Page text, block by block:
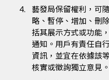
藝發局保留權利，可
略、暫停、增加、刪
括其展示方式或功能
通知。用戶有責任自
資訊，並宜在依據該
核實或徵詢獨立意見。